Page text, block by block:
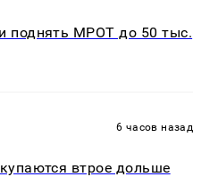
поднять МРОТ до 50 тыс.
6 часов назад
втрое дольше